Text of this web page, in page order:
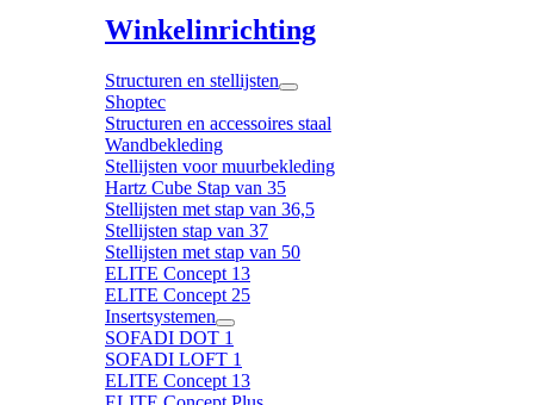
Winkelinrichting
Structuren en stellijsten
Shoptec
Structuren en accessoires staal
Wandbekleding
Stellijsten voor muurbekleding
Hartz Cube Stap van 35
Stellijsten met stap van 36,5
Stellijsten stap van 37
Stellijsten met stap van 50
ELITE Concept 13
ELITE Concept 25
Insertsystemen
SOFADI DOT 1
SOFADI LOFT 1
ELITE Concept 13